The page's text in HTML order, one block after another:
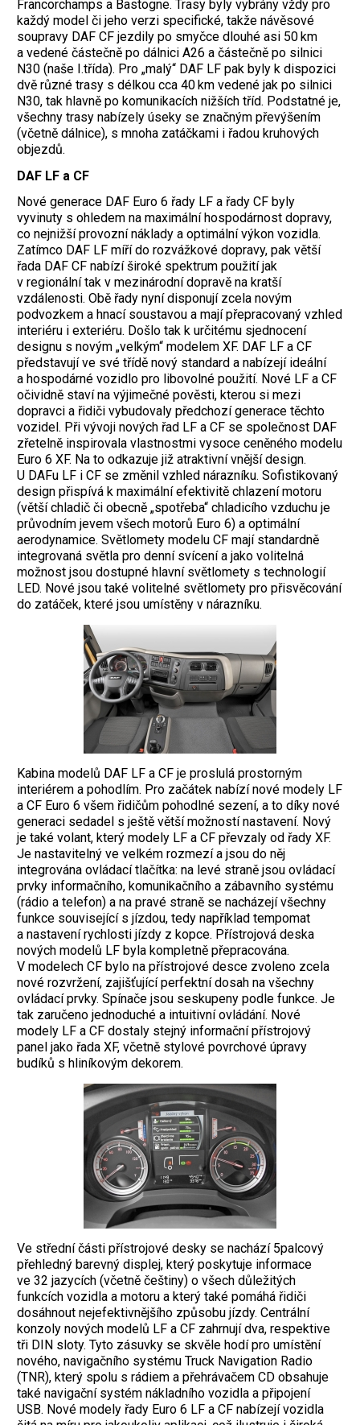
Francorchamps a Bastogne. Trasy byly vybrány vždy pro
každý model či jeho verzi specifické, takže návěsové
soupravy DAF CF jezdily po smyčce dlouhé asi 50 km
a vedené částečně po dálnici A26 a částečně po silnici
N30 (naše I.třída). Pro „malý“ DAF LF pak byly k dispozici
dvě různé trasy s délkou cca 40 km vedené jak po silnici
N30, tak hlavně po komunikacích nižších tříd. Podstatné je,
všechny trasy nabízely úseky se značným převýšením
(včetně dálnice), s mnoha zatáčkami i řadou kruhových
objezdů.
DAF LF a CF
Nové generace DAF Euro 6 řady LF a řady CF byly
vyvinuty s ohledem na maximální hospodárnost dopravy,
co nejnižší provozní náklady a optimální výkon vozidla.
Zatímco DAF LF míří do rozvážkové dopravy, pak větší
řada DAF CF nabízí široké spektrum použití jak
v regionální tak v mezinárodní dopravě na kratší
vzdálenosti. Obě řady nyní disponují zcela novým
podvozkem a hnací soustavou a mají přepracovaný vzhled
interiéru i exteriéru. Došlo tak k určitému sjednocení
designu s novým „velkým“ modelem XF. DAF LF a CF
představují ve své třídě nový standard a nabízejí ideální
a hospodárné vozidlo pro libovolné použití. Nové LF a CF
očividně staví na výjimečné pověsti, kterou si mezi
dopravci a řidiči vybudovaly předchozí generace těchto
vozidel. Při vývoji nových řad LF a CF se společnost DAF
zřetelně inspirovala vlastnostmi vysoce ceněného modelu
Euro 6 XF. Na to odkazuje již atraktivní vnější design.
U DAFu LF i CF se změnil vzhled nárazníku. Sofistikovaný
design přispívá k maximální efektivitě chlazení motoru
(větší chladič či obecně „spotřeba“ chladicího vzduchu je
průvodním jevem všech motorů Euro 6) a optimální
aerodynamice. Světlomety modelu CF mají standardně
integrovaná světla pro denní svícení a jako volitelná
možnost jsou dostupné hlavní světlomety s technologií
LED. Nové jsou také volitelné světlomety pro přisvěcování
do zatáček, které jsou umístěny v nárazníku.
Kabina modelů DAF LF a CF je proslulá prostorným
interiérem a pohodlím. Pro začátek nabízí nové modely LF
a CF Euro 6 všem řidičům pohodlné sezení, a to díky nové
generaci sedadel s ještě větší možností nastavení. Nový
je také volant, který modely LF a CF převzaly od řady XF.
Je nastavitelný ve velkém rozmezí a jsou do něj
integrována ovládací tlačítka: na levé straně jsou ovládací
prvky informačního, komunikačního a zábavního systému
(rádio a telefon) a na pravé straně se nacházejí všechny
funkce související s jízdou, tedy například tempomat
a nastavení rychlosti jízdy z kopce. Přístrojová deska
nových modelů LF byla kompletně přepracována.
V modelech CF bylo na přístrojové desce zvoleno zcela
nové rozvržení, zajišťující perfektní dosah na všechny
ovládací prvky. Spínače jsou seskupeny podle funkce. Je
tak zaručeno jednoduché a intuitivní ovládání. Nové
modely LF a CF dostaly stejný informační přístrojový
panel jako řada XF, včetně stylové povrchové úpravy
budíků s hliníkovým dekorem.
Ve střední části přístrojové desky se nachází 5palcový
přehledný barevný displej, který poskytuje informace
ve 32 jazycích (včetně češtiny) o všech důležitých
funkcích vozidla a motoru a který také pomáhá řidiči
dosáhnout nejefektivnějšího způsobu jízdy. Centrální
konzoly nových modelů LF a CF zahrnují dva, respektive
tři DIN sloty. Tyto zásuvky se skvěle hodí pro umístění
nového, navigačního systému Truck Navigation Radio
(TNR), který spolu s rádiem a přehrávačem CD obsahuje
také navigační systém nákladního vozidla a připojení
USB. Nové modely řady Euro 6 LF a CF nabízejí vozidla